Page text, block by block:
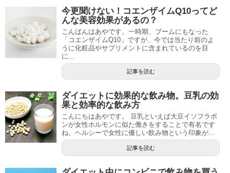
今更聞けない！コエンザイムQ10ってど
んな美容効果があるの？
こんばんはあやです。一時期、ブームにもなった
「コエンザイムQ10」ですが、今では当たり前のよ
うに化粧品やサプリメントに含まれているのを目
に...
記事を読む
ダイエットに効果的な飲み物。豆乳の効
果と効率的な飲み方
こんにちはあやです。 豆乳といえば大豆イソフラボ
ンが女性ホルモンに似た働きをすることで有名です
ね。ヘルシーで女性に優しい飲み物という印象が...
記事を読む